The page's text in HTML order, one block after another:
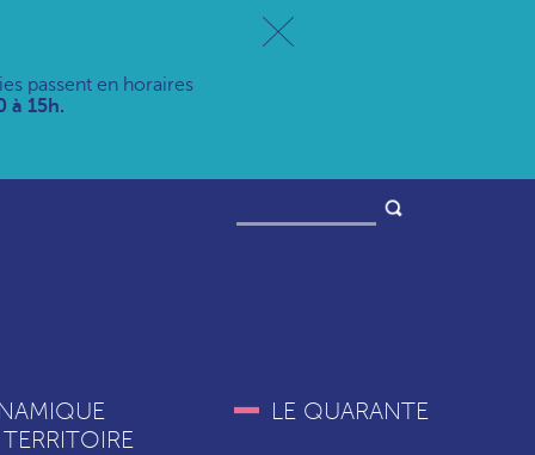
passent en horaires
à 15h.
LE QUARANTE